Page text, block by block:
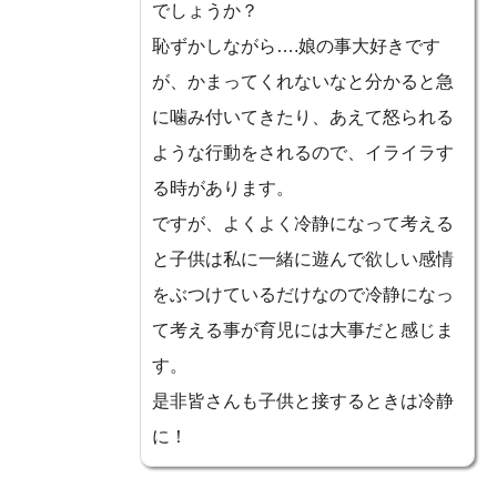
でしょうか？
恥ずかしながら….娘の事大好きです
が、かまってくれないなと分かると急
に噛み付いてきたり、あえて怒られる
ような行動をされるので、イライラす
る時があります。
ですが、よくよく冷静になって考える
と子供は私に一緒に遊んで欲しい感情
をぶつけているだけなので冷静になっ
て考える事が育児には大事だと感じま
す。
是非皆さんも子供と接するときは冷静
に！